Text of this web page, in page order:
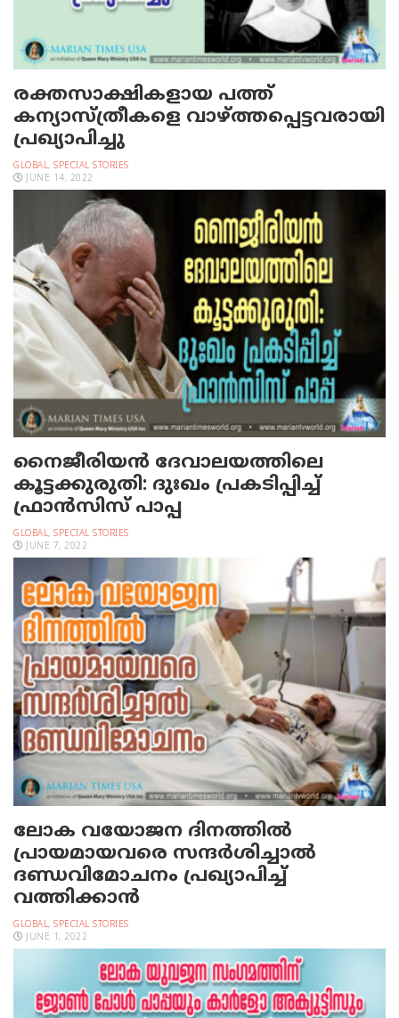
രക്തസാക്ഷികളായ പത്ത്
കന്യാസ്ത്രീകളെ വാഴ്ത്തപ്പെട്ടവരായി
പ്രഖ്യാപിച്ചു
GLOBAL, SPECIAL STORIES
JUNE 14, 2022
നൈജീരിയന്‍ ദേവാലയത്തിലെ
കൂട്ടക്കുരുതി: ദുഃഖം പ്രകടിപ്പിച്ച്
ഫ്രാന്‍സിസ് പാപ്പ
GLOBAL, SPECIAL STORIES
JUNE 7, 2022
ലോക വയോജന ദിനത്തിൽ
പ്രായമായവരെ സന്ദർശിച്ചാൽ
ദണ്ഡവിമോചനം പ്രഖ്യാപിച്ച്
വത്തിക്കാൻ
GLOBAL, SPECIAL STORIES
JUNE 1, 2022